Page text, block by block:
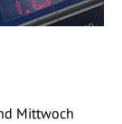
Mittwoch